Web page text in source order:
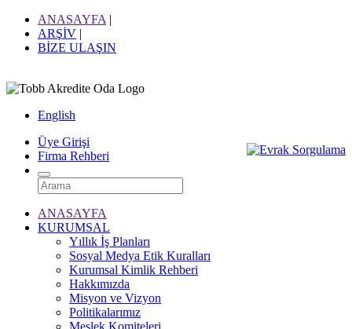
ANASAYFA |
ARŞİV |
BİZE ULAŞIN
English
Üye Girişi
Firma Rehberi
ANASAYFA
KURUMSAL
Yıllık İş Planları
Sosyal Medya Etik Kuralları
Kurumsal Kimlik Rehberi
Hakkımızda
Misyon ve Vizyon
Politikalarımız
Meslek Komiteleri